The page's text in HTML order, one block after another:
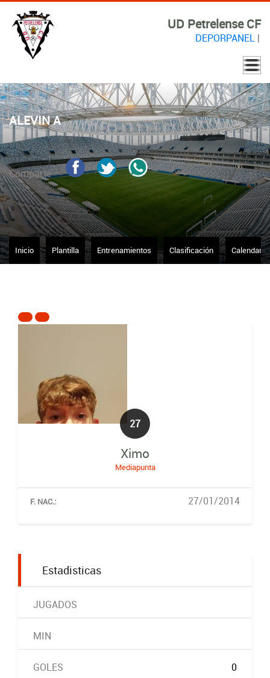
UD Petrelense CF
DEPORPANEL|
ALEVIN A
Comparte
Inicio Plantilla Entrenamientos Clasificación Calendario
27
Ximo
Mediapunta
F. NAC.: 27/01/2014
Estadisticas
JUGADOS
MIN
GOLES 0